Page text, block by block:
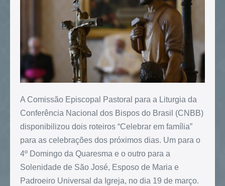
A Comissão Episcopal Pastoral para a Liturgia da
Conferência Nacional dos Bispos do Brasil (CNBB)
disponibilizou dois roteiros “Celebrar em família”
para as celebrações dos próximos dias. Um para o
4º Domingo da Quaresma e o outro para a
Solenidade de São José, Esposo de Maria e
Padroeiro Universal da Igreja, no dia 19 de março.